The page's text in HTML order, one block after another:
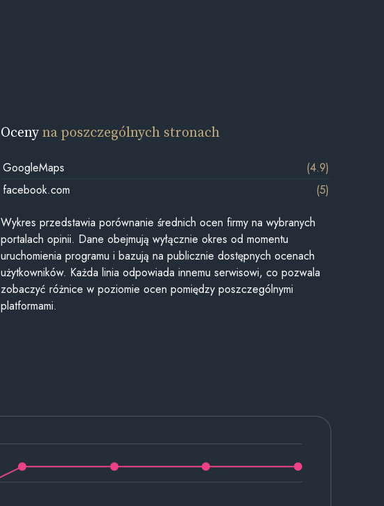
Ocenyna poszczególnych stronach
GoogleMaps
(4.9)
facebook.com
(5)
Wykres przedstawia porównanie średnich ocen firmy na wybranych
portalach opinii. Dane obejmują wyłącznie okres od momentu
uruchomienia programu i bazują na publicznie dostępnych ocenach
użytkowników. Każda linia odpowiada innemu serwisowi, co pozwala
zobaczyć różnice w poziomie ocen pomiędzy poszczególnymi
platformami.